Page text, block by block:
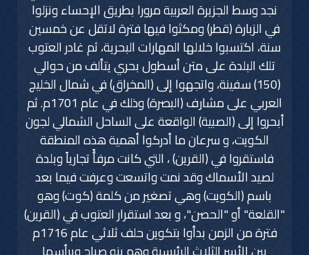
نجد وسط الجزيرة العربية مرورا بطريق الإحساء ونزلوا
في الزبارة (قطر) ومكثوا فيها فترة لاتقل عن خمسين
سنة، اكتسبوا خلالها المهارات البحرية، ثم غادر العتوب
تلك البلدة على متن أسطول بحري يتألف من حوالي
(150) سفينة، واتجهوا إلى (المخراق) في شمال الخليج
العربي على مشارف (البصرة) وذلك في عام 1701م. ثم
أبحروا إلى (الصبية) الواقعة على الساحل الشمالي لجون
الكويت، و سرعان ما أدركوا أهمية هذه المنطقة
فاستقروا في (القرين) ، التي كانت مرفأً تجارياً وبلدة
لصيد الأسماك وقد نمت واتسعت وعرفت فيما بعد
باسم (الكويت) وهي تصغير من كلمة (كوت) وهو
"القلعة" أو "الحصن"، و بعد استقرار العتوب في (القرين)
فترة من الزمن بدأوا بتكوين حلف ثلاثي عام 1716م